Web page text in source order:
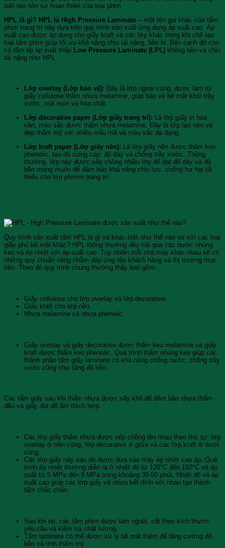
biệt tạo nên sự hoàn thiện của loại phim
HPL là gì? HPL là High Pressure Laminate – một tên gọi khác của tấm
phim trang trí này dựa trên quy trình sản xuất ứng dụng áp suất cao. Áp
suất cao được áp dụng cho giấy kraft và các lớp khác trong khi chế tạo
loại tấm phim giúp tối ưu khả năng chịu tải nặng, bền bỉ. Bên cạnh đó còn
có tấm ép áp suất thấp Low Pressure Laminate (LPL) không bền và chịu
tải nặng như HPL.
Lớp overlay (Lớp bảo vệ): Đây là lớp ngoài cùng, được làm từ
giấy cellulose thấm nhựa melamine, giúp bảo vệ bề mặt khỏi trầy
xước, mài mòn và hóa chất.
Lớp decorative paper (Lớp giấy trang trí): Là lớp giấy in hoa
văn, màu sắc được thấm nhựa melamine. Đây là lớp tạo nên vẻ
đẹp thẩm mỹ với nhiều mẫu mã và màu sắc đa dạng.
Lớp kraft paper (Lớp giấy nền): Là lớp giấy nền được thấm keo
phenolic, tạo độ cứng cáp, độ dày và chống trầy xước. Thông
thường, lớp này được xếp chồng nhiều lớp để đạt độ dày và độ
bền mong muốn để đảm bảo khả năng chịu lực, chống hư hại tối
thiểu cho lớp phimm trang trí.
Quy trình sản xuất tấm HPL là gì và khác biệt như thế nào so với các loại
giấy phủ bề mặt khác? HPL thông thường đều trải qua các bước nhúng
keo và ép nhiệt với áp suất cao. Tuy nhiên mỗi nhà máy khác nhau sẽ có
những quy chuẩn riêng nhằm đáp ứng tệp khách hàng và thị trường mục
tiêu. Theo đó quy trình chung thường thấy bao gồm:
Giấy cellulose cho lớp overlay và lớp decorative.
Giấy kraft cho lớp nền.
Nhựa melamine và nhựa phenolic.
Giấy overlay và giấy decorative được thấm keo melamine và giấy
kraft được thấm keo phenolic. Quá trình thấm nhúng keo giúp các
thành phần tấm giấy laminate có khả năng chống nước, chống trầy
xước cũng như tăng độ bền.
Các tấm giấy sau khi thấm nhựa được sấy khô để đảm bảo nhựa thấm
đều và giấy đạt độ ẩm thích hợp.
Các lớp giấy thấm nhựa được xếp chồng lên nhau theo thứ tự: lớp
overlay ở trên cùng, lớp decorative ở giữa và các lớp kraft ở dưới
cùng.
Các lớp giấy này sau đó được đưa vào máy ép nhiệt cao áp. Quá
trình ép nhiệt thường diễn ra ở nhiệt độ từ 120°C đến 150°C và áp
suất từ 5 MPa đến 9 MPa trong khoảng 30-50 phút. Nhiệt độ và áp
suất cao giúp các lớp giấy và nhựa kết dính với nhau tạo thành
tấm chắc chắn.
Sau khi ép, các tấm phim được làm nguội, cắt theo kích thước
yêu cầu và kiểm tra chất lượng.
Tấm laminate có thể được xử lý bề mặt thêm để tăng cường độ
bền và tính thẩm mỹ.